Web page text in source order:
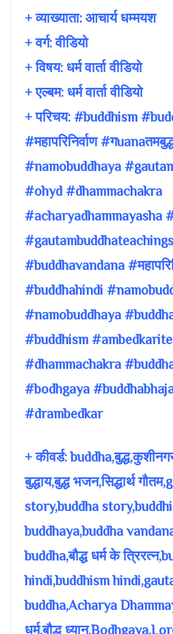
+ व्याख्याता: आचार्य धम्मयश
+ वर्ग: वीडियो
+ विषय: धर्म वार्ता वीडियो
+ एल्बम: धर्म वार्ता वीडियो
+ परिचय: #buddhism
#महापरिनिर्वाण
#namobuddhaya
#ohyd #dhammachakra
#acharyadhammayasha
#buddhavandana
#buddhahindi
#namobuddhaya
#buddhism #ambedkarite
#dhammachakra
#bodhgaya
#drambedkar
+ कीवर्ड:
बुद्धाय,बुद्ध भजन,सिद्धार्थ
story,buddha
buddhaya,buddha
buddha,बौद्ध धर्म के
hindi,buddhism
buddha,Acharya
धर्म,बौद्ध